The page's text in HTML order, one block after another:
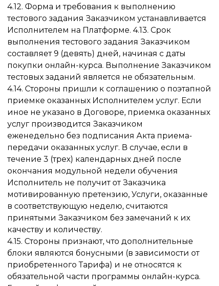
4.12. Форма и требования к выполнению
тестового задания Заказчиком устанавливается
Исполнителем на Платформе. 4.13. Срок
выполнения тестового задания Заказчиком
составляет 9 (девять) дней, начиная с даты
покупки онлайн-курса. Выполнение Заказчиком
тестовых заданий является не обязательным.
4.14. Стороны пришли к соглашению о поэтапной
приемке оказанных Исполнителем услуг. Если
иное не указано в Договоре, приемка оказанных
услуг производится Заказчиком
еженедельно без подписания Акта приема-
передачи оказанных услуг. В случае, если в
течение 3 (трех) календарных дней после
окончания модульной недели обучения
Исполнитель не получит от Заказчика
мотивированную претензию, Услуги, оказанные
в соответствующую неделю, считаются
принятыми Заказчиком без замечаний к их
качеству и количеству.
4.15. Стороны признают, что дополнительные
блоки являются бонусными (в зависимости от
приобретенного Тарифа) и не относятся к
обязательной части программы онлайн-курса.